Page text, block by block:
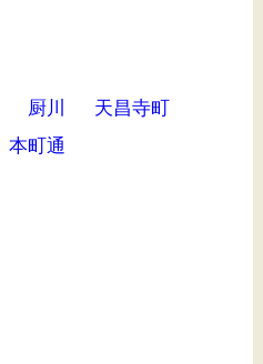
厨川
天昌寺町
本町通